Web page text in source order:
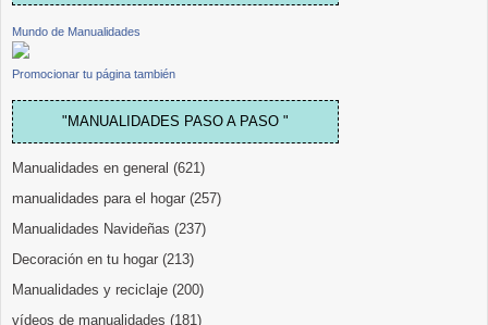
Mundo de Manualidades
Promocionar tu página también
"MANUALIDADES PASO A PASO "
Manualidades en general (621)
manualidades para el hogar (257)
Manualidades Navideñas (237)
Decoración en tu hogar (213)
Manualidades y reciclaje (200)
vídeos de manualidades (181)